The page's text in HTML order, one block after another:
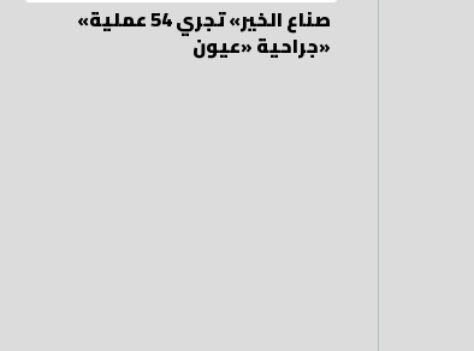
«صناع الخير» تجري 54 عملية
جراحية «عيون»